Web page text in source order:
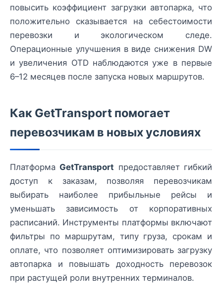
повысить коэффициент загрузки автопарка, что
положительно сказывается на себестоимости
перевозки и экологическом следе.
Операционные улучшения в виде снижения DW
и увеличения OTD наблюдаются уже в первые
6–12 месяцев после запуска новых маршрутов.
Как GetTransport помогает
перевозчикам в новых условиях
Платформа GetTransport предоставляет гибкий
доступ к заказам, позволяя перевозчикам
выбирать наиболее прибыльные рейсы и
уменьшать зависимость от корпоративных
расписаний. Инструменты платформы включают
фильтры по маршрутам, типу груза, срокам и
оплате, что позволяет оптимизировать загрузку
автопарка и повышать доходность перевозок
при растущей роли внутренних терминалов.